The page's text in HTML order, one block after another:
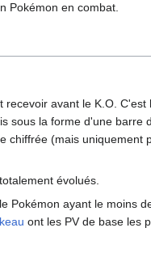
Pokémon en combat.
avant le K.O. C'est
sous la forme d'une barre
chiffrée (mais uniquement
évolués.
Pokémon ayant le moins
ont les PV de base les